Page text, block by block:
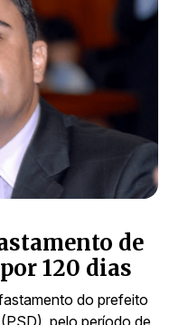
de
120 dias
do prefeito